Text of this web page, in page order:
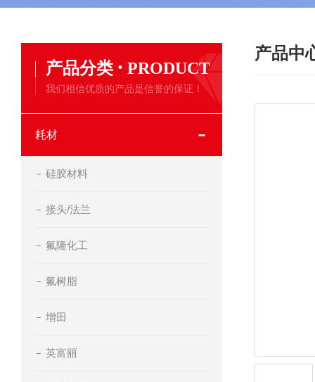
产品分类 · PRODUCT
我们相信优质的产品是信誉的保证！
耗材
硅胶材料
接头/法兰
氟隆化工
氟树脂
增田
英富丽
产品中